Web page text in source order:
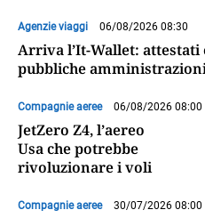
Agenzie viaggi 06/08/2026 08:30
Arriva l’It-Wallet:
pubbliche
Compagnie aeree 06/08/2026 08:00
JetZero Z4, l’aereo
Usa che potrebbe
rivoluzionare i voli
Compagnie aeree 30/07/2026 08:00